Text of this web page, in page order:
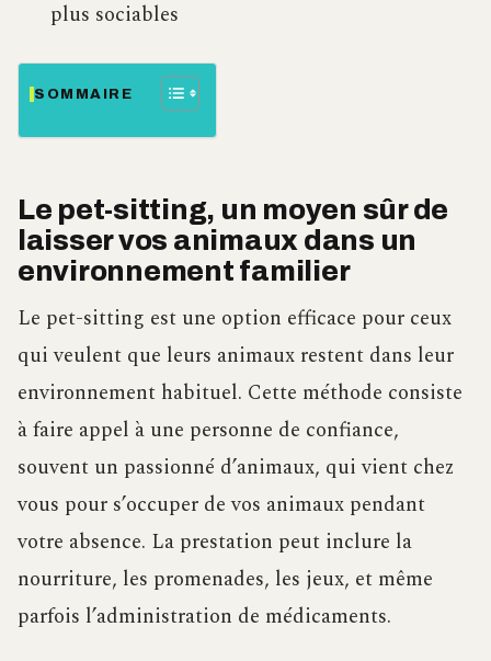
plus sociables
SOMMAIRE
Le pet-sitting, un moyen sûr de
laisser vos animaux dans un
environnement familier
Le pet-sitting est une option efficace pour ceux
qui veulent que leurs animaux restent dans leur
environnement habituel. Cette méthode consiste
à faire appel à une personne de confiance,
souvent un passionné d’animaux, qui vient chez
vous pour s’occuper de vos animaux pendant
votre absence. La prestation peut inclure la
nourriture, les promenades, les jeux, et même
parfois l’administration de médicaments.